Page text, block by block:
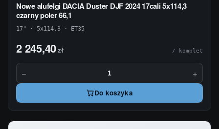
Nowe alufelgi DACIA Duster DJF 2024 17cali 5x114,3
czarny poler 66,1
17" · 5x114.3 · ET35
2 245,40zł / komplet
− +
Do koszyka